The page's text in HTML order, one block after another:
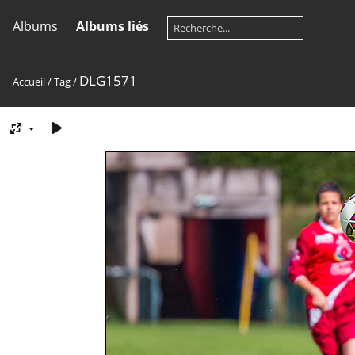
Albums Albums liés
Accueil/Tag/ DLG1571